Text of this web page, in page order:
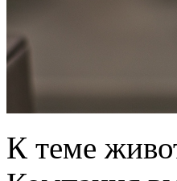
К теме